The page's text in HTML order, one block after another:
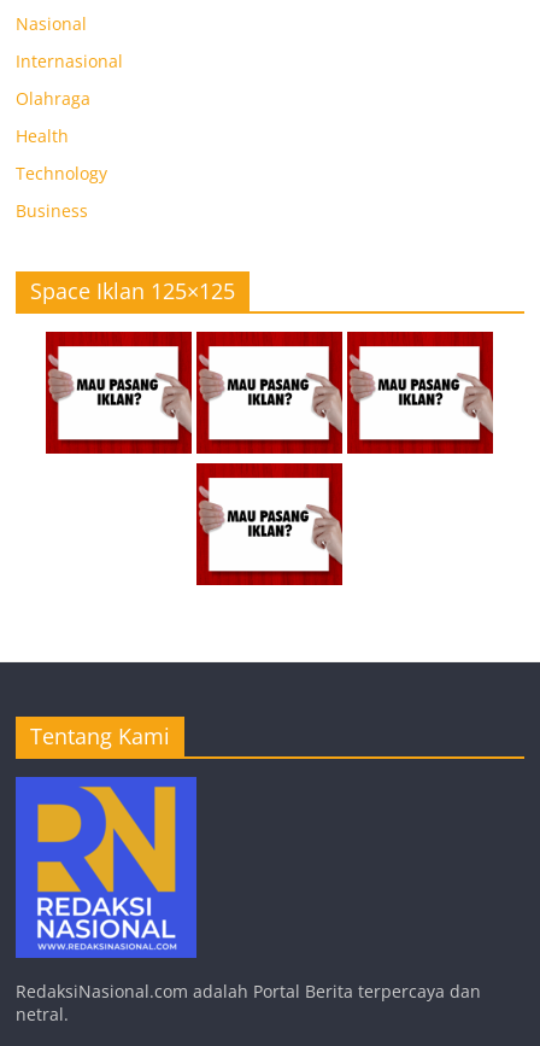
Nasional
Internasional
Olahraga
Health
Technology
Business
Space Iklan 125×125
Tentang Kami
RedaksiNasional.com adalah Portal Berita terpercaya dan
netral.